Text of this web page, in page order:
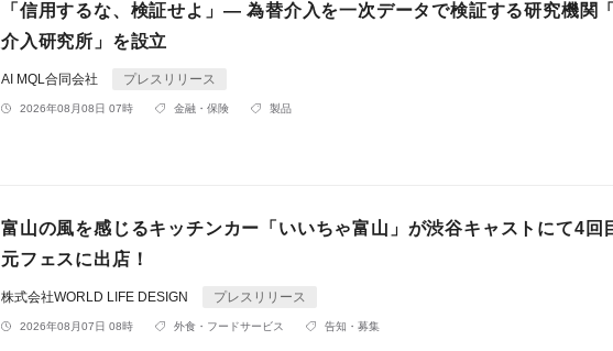
「信用するな、検証せよ」— 為替介入を一次データで検証する研究機関
介入研究所」を設立
AI MQL合同会社 プレスリリース
2026年08月08日 07時 金融・保険 製品
富山の風を感じるキッチンカー「いいちゃ富山」が渋谷キャストにて4回
元フェスに出店！
株式会社WORLD LIFE DESIGN プレスリリース
2026年08月07日 08時 外食・フードサービス 告知・募集